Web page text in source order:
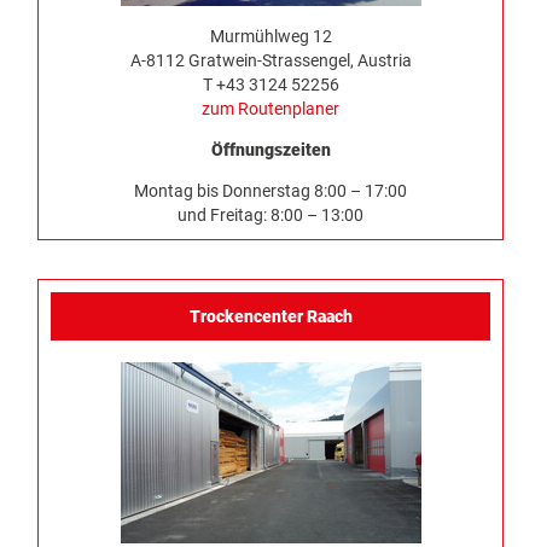
Murmühlweg 12
A-8112 Gratwein-Strassengel, Austria
T +43 3124 52256
zum Routenplaner
Öffnungszeiten
Montag bis Donnerstag 8:00 – 17:00
und Freitag: 8:00 – 13:00
Trockencenter Raach